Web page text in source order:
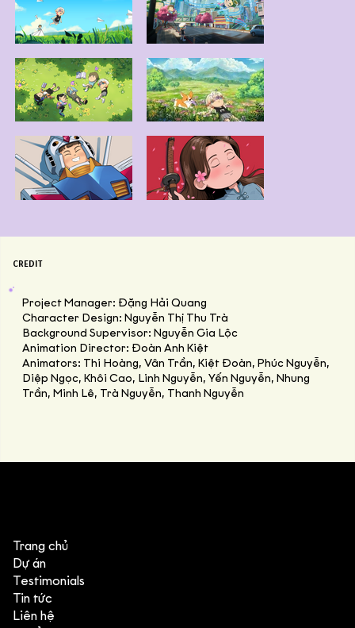
CREDIT
Project Manager: Đặng Hải Quang
Character Design: Nguyễn Thị Thu Trà
Background Supervisor: Nguyễn Gia Lộc
Animation Director: Đoàn Anh Kiệt
Animators: Thi Hoàng, Vân Trần, Kiệt Đoàn, Phúc Nguyễn,
Diệp Ngọc, Khôi Cao, Linh Nguyễn, Yến Nguyễn, Nhung
Trần, Minh Lê, Trà Nguyễn, Thanh Nguyễn
Trang chủ
Dự án
Testimonials
Tin tức
Liên hệ